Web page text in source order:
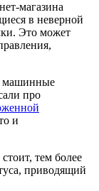
магазина
в неверной
Это может
машинные
про
и
тем более
приводящий